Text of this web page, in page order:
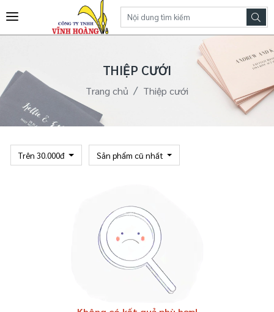
THIỆP CƯỚI
Trang chủ Thiệp cưới
Trên 30.000đ Sản phẩm cũ nhất